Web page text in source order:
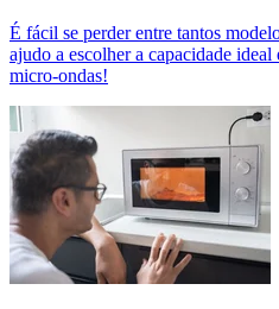
É fácil se perder entre tantos
ajudo a escolher a capacidade
micro-ondas!